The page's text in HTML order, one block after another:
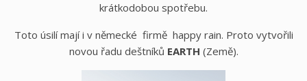
krátkodobou spotřebu.
Toto úsilí mají i v německé firmě happy rain. Proto vytvořili
novou řadu deštníků EARTH (Země).